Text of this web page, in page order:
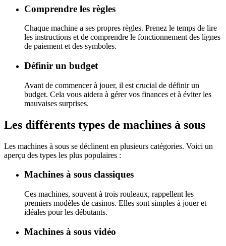
Comprendre les règles
Chaque machine a ses propres règles. Prenez le temps de lire
les instructions et de comprendre le fonctionnement des lignes
de paiement et des symboles.
Définir un budget
Avant de commencer à jouer, il est crucial de définir un
budget. Cela vous aidera à gérer vos finances et à éviter les
mauvaises surprises.
Les différents types de machines à sous
Les machines à sous se déclinent en plusieurs catégories. Voici un
aperçu des types les plus populaires :
Machines à sous classiques
Ces machines, souvent à trois rouleaux, rappellent les
premiers modèles de casinos. Elles sont simples à jouer et
idéales pour les débutants.
Machines à sous vidéo